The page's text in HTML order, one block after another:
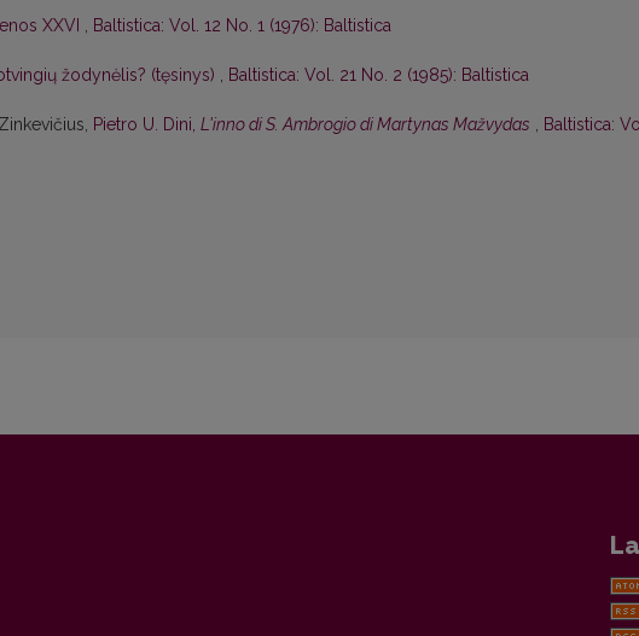
XXVI , Baltistica: Vol. 12 No. 1 (1976): Baltistica
žodynėlis? (tęsinys) , Baltistica: Vol. 21 No. 2 (1985): Baltistica
Pietro U. Dini, L'inno di S. Ambrogio di Martynas Mažvydas , Baltistica: